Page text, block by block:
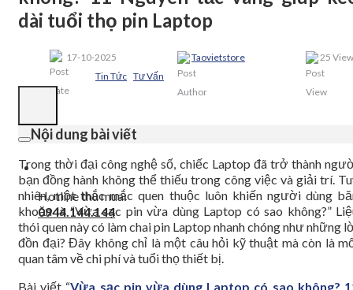
Hotline thu mua:
0944.144.144
dài tuổi thọ pin Laptop
17-10-2025 Taovietstore
25
Tin Tức Tư Vấn
Nội dung bài viết
Trong thời đại công nghệ số, chiếc Laptop đã trở thành
bạn đồng hành không thể thiếu trong công việc và giải trí.
nhiên, một thắc mắc quen thuộc luôn khiến người dùng
khoăn là “Vừa sạc pin vừa dùng Laptop có sao không?”
thói quen này có làm chai pin Laptop nhanh chóng như những
đồn đại? Đây không chỉ là một câu hỏi kỹ thuật mà còn là
quan tâm về chi phí và tuổi thọ thiết bị.
Bài viết “Vừa sạc pin vừa dùng Laptop có sao không?